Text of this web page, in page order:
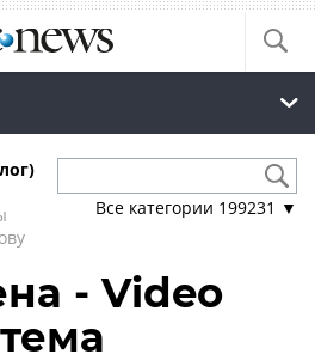
Все категории 199231 ▼
- Video